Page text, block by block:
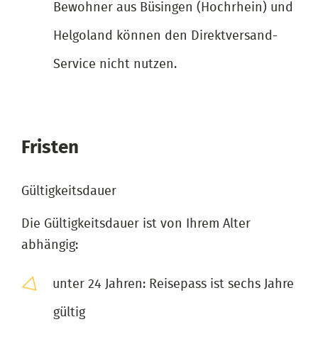
Bewohner aus Büsingen (Hochrhein) und
Helgoland können den Direktversand-
Service nicht nutzen.
Fristen
Gültigkeitsdauer
Die Gültigkeitsdauer ist von Ihrem Alter
abhängig:
unter 24 Jahren: Reisepass ist sechs Jahre
gültig